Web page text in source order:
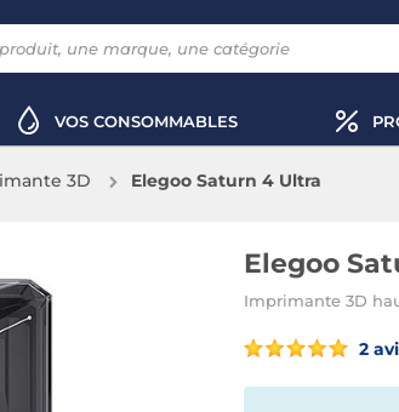
VOS CONSOMMABLES
3D Elegoo Saturn 4 Ultra
Elegoo
Imprimante 3D
2